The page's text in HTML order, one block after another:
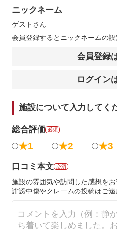
ニックネーム
ゲスト さん
会員登録するとニックネームの設
会員登録
ログイン
施設について入力してく
総合評価 必須
★1 ★2 ★3
口コミ本文 必須
施設の雰囲気や訪問した感想をお
誹謗中傷やクレームの投稿はご遠